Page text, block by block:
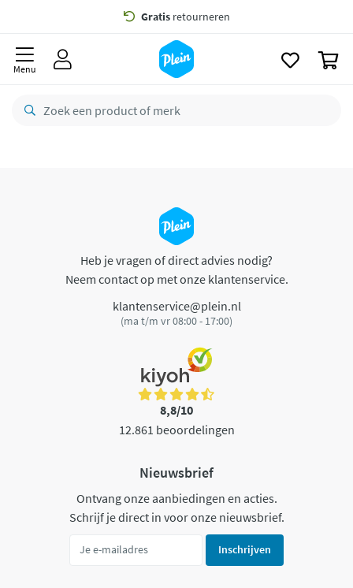
Gratisretourneren
8,8/10
CO2 neutraal
Betaal met Klarna
Menu
Heb je vragen of direct advies nodig?
Neem contact op met onze klantenservice.
klantenservice@plein.nl
(ma t/m vr 08:00 - 17:00)
8,8/10
12.861 beoordelingen
Nieuwsbrief
Ontvang onze aanbiedingen en acties.
Schrijf je direct in voor onze nieuwsbrief.
Inschrijven